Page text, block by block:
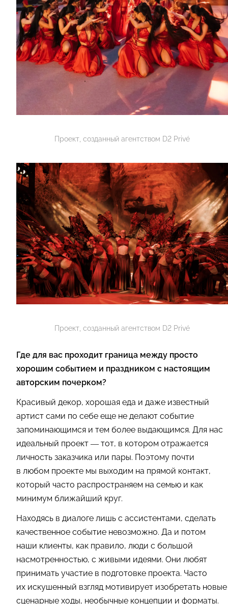
Проект, созданный агентством D2 Privé
Проект, созданный агентством D2 Privé
Где для вас проходит граница между просто
хорошим событием и праздником с настоящим
авторским почерком?
Красивый декор, хорошая еда и даже известный
артист сами по себе еще не делают событие
запоминающимся и тем более выдающимся. Для нас
идеальный проект — тот, в котором отражается
личность заказчика или пары. Поэтому почти
в любом проекте мы выходим на прямой контакт,
который часто распространяем на семью и как
минимум ближайший круг.
Находясь в диалоге лишь с ассистентами, сделать
качественное событие невозможно. Да и потом
наши клиенты, как правило, люди с большой
насмотренностью, с живыми идеями. Они любят
принимать участие в подготовке проекта. Часто
их искушенный взгляд мотивирует изобретать новые
сценарные ходы, необычные концепции и форматы.